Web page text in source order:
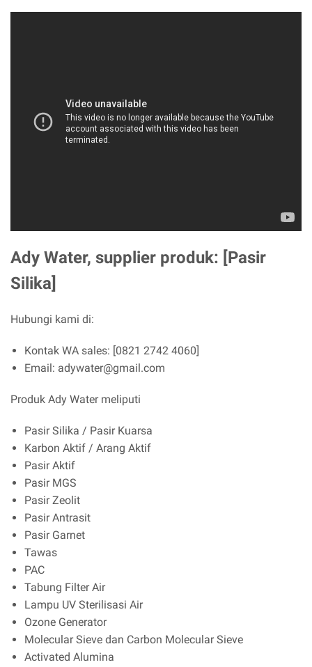
Ady Water, supplier produk: [Pasir
Silika]
Hubungi kami di:
Kontak WA sales: [0821 2742 4060]
Email: adywater@gmail.com
Produk Ady Water meliputi
Pasir Silika / Pasir Kuarsa
Karbon Aktif / Arang Aktif
Pasir Aktif
Pasir MGS
Pasir Zeolit
Pasir Antrasit
Pasir Garnet
Tawas
PAC
Tabung Filter Air
Lampu UV Sterilisasi Air
Ozone Generator
Molecular Sieve dan Carbon Molecular Sieve
Activated Alumina